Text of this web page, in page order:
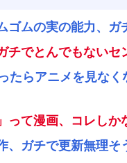
ゴムの実の能力、
チでとんでもない
たらアニメを見な
って漫画、コレしか
、ガチで更新無理そ